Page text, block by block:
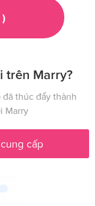
)
trên Marry?
thúc đẩy thành
Marry
cấp